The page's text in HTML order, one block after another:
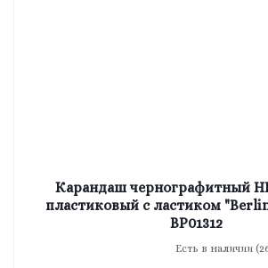
Карандаш чернографитный
пластиковый с ластиком
BP01312
Есть в наличии